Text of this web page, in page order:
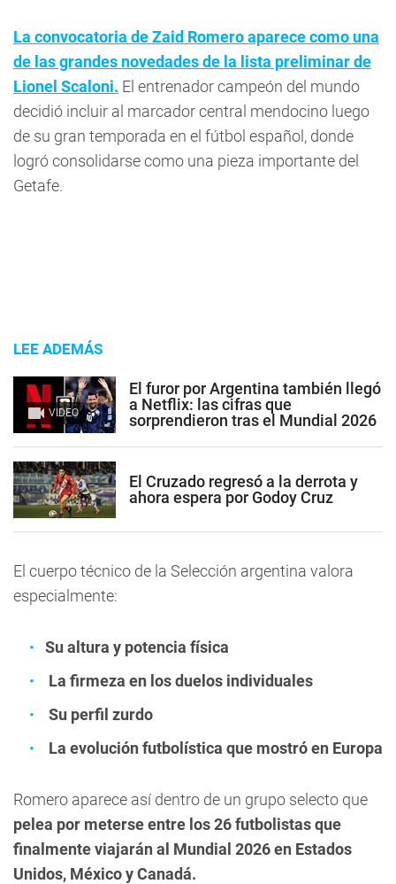
La convocatoria de Zaid Romero aparece como una
de las grandes novedades de la lista preliminar de
Lionel Scaloni. El entrenador campeón del mundo
decidió incluir al marcador central mendocino luego
de su gran temporada en el fútbol español, donde
logró consolidarse como una pieza importante del
Getafe.
LEE ADEMÁS
VIDEO
El furor por Argentina también llegó
a Netflix: las cifras que
sorprendieron tras el Mundial 2026
El Cruzado regresó a la derrota y
ahora espera por Godoy Cruz
El cuerpo técnico de la Selección argentina valora
especialmente:
Su altura y potencia física
La firmeza en los duelos individuales
Su perfil zurdo
La evolución futbolística que mostró en Europa
Romero aparece así dentro de un grupo selecto que
pelea por meterse entre los 26 futbolistas que
finalmente viajarán al Mundial 2026 en Estados
Unidos, México y Canadá.